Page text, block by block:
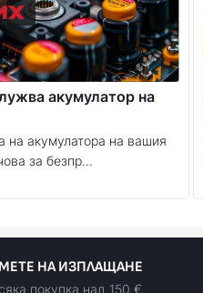
акумулатор на
на акумулатора на вашия
за безпр...
НА ИЗПЛАЩАНЕ
покупка над 150 €